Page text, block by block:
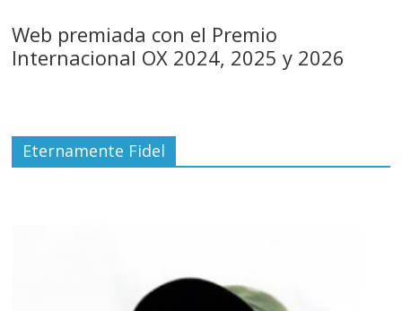
Web premiada con el Premio
Internacional OX 2024, 2025 y 2026
Eternamente Fidel